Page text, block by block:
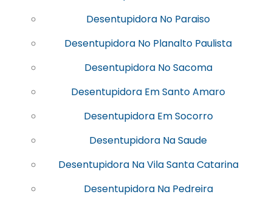
Desentupidora No Paraiso
Desentupidora No Planalto Paulista
Desentupidora No Sacoma
Desentupidora Em Santo Amaro
Desentupidora Em Socorro
Desentupidora Na Saude
Desentupidora Na Vila Santa Catarina
Desentupidora Na Pedreira